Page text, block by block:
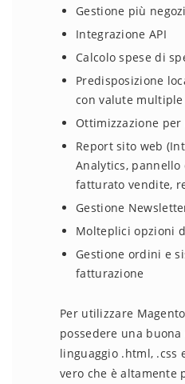
Gestione più
Integrazione API
Calcolo spese di
Predisposizione
con valute multiple
Ottimizzazione
Report sito web
Analytics,
fatturato vendite,
Gestione
Molteplici opzioni
Gestione ordini e
fatturazione
Per utilizzare
possedere una buona
linguaggio .html, .css
vero che è altamente